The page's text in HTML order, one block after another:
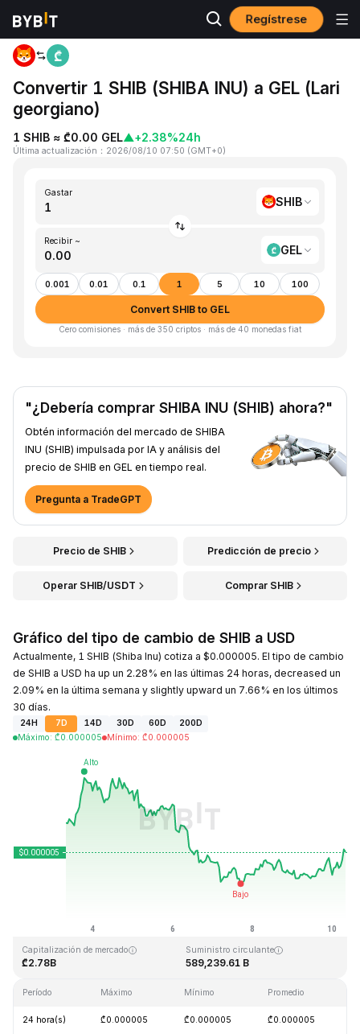
Regístrese
Inicio SHIB to GEL
Convertir 1 SHIB (SHIBA INU) a GEL (Lari
georgiano)
1 SHIB ≈ ₾0.00 GEL▲+2.38%24h
Última actualización ： 2026/08/10 07:50 (GMT+0)
Gastar
SHIB
Recibir ~
GEL
0.001 0.01 0.1 1 5 10 100
Convert SHIB to GEL
Cero comisiones · más de 350 criptos · más de 40 monedas fiat
"¿Debería comprar SHIBA INU (SHIB) ahora?"
Obtén información del mercado de SHIBA
INU (SHIB) impulsada por IA y análisis del
precio de SHIB en GEL en tiempo real.
Pregunta a TradeGPT
Precio de SHIB Predicción de precio
Operar SHIB/USDT Comprar SHIB
Gráfico del tipo de cambio de SHIB a USD
Actualmente, 1 SHIB (Shiba Inu) cotiza a $0.000005. El tipo de cambio
de SHIB a USD ha up un 2.28% en las últimas 24 horas, decreased un
2.09% en la última semana y slightly upward un 7.66% en los últimos
30 días.
24H 7D 14D 30D 60D
200D
Máximo: ₾0.000005 Mínimo: ₾0.000005
Capitalización de mercado
₾2.78B
Suministro circulante
589,239.61 B
Período Máximo Mínimo Promedio
24 hora(s) ₾0.000005 ₾0.000005 ₾0.000005